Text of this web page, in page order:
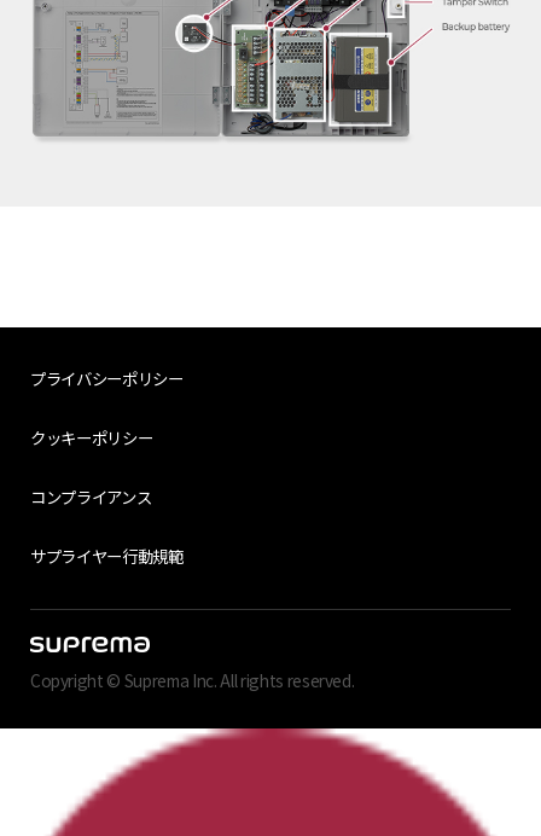
プライバシーポリシー
クッキーポリシー
コンプライアンス
サプライヤー行動規範
Copyright © Suprema Inc. All rights reserved.